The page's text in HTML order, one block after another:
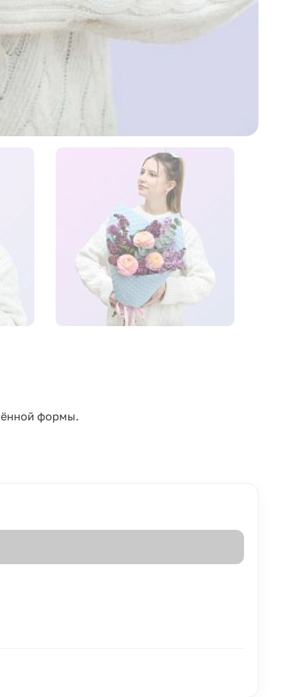
формы.